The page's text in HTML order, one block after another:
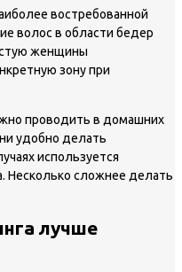
востребованной
волос в области бедер
женщины
зону при
проводить в домашних
удобно делать
используется
Несколько сложнее делать
лучше